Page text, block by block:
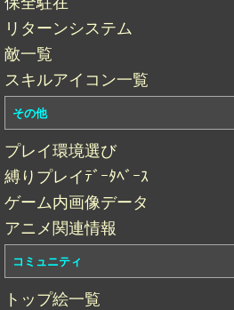
リターンシステム
敵一覧
スキルアイコン一覧
その他
プレイ環境選び
縛りプレイﾃﾞｰﾀﾍﾞｰｽ
ゲーム内画像データ
アニメ関連情報
コミュニティ
トップ絵一覧